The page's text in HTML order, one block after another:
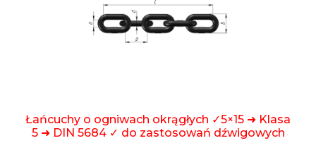
Łańcuchy o ogniwach okrągłych ✓5×15 ➜ Klasa
5 ➜ DIN 5684 ✓ do zastosowań dźwigowych